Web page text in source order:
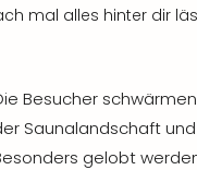
mal alles hinter dir
Besucher
Saunalandschaft
gelobt